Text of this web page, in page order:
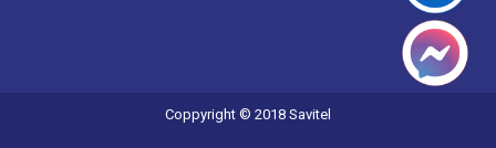
Coppyright © 2018 Savitel